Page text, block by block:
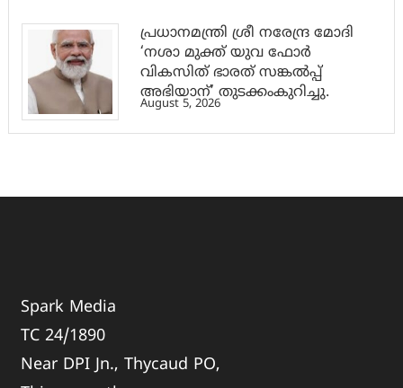
പ്രധാനമന്ത്രി ശ്രീ നരേന്ദ്ര മോദി
‘നശാ മുക്ത് യുവ ഫോർ
വികസിത് ഭാരത് സങ്കൽപ്പ്
അഭിയാന്’ തുടക്കംകുറിച്ചു.
August 5, 2026
Spark Media
TC 24/1890
Near DPI Jn., Thycaud PO,